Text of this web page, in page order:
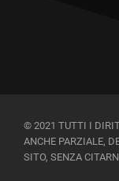
© 2021 TUTTI I
ANCHE PARZIALE,
SITO, SENZA